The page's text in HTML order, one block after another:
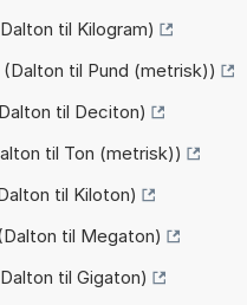
til Kilogram)
til Pund (metrisk))
til Deciton)
til Ton (metrisk))
til Kiloton)
til Megaton)
til Gigaton)